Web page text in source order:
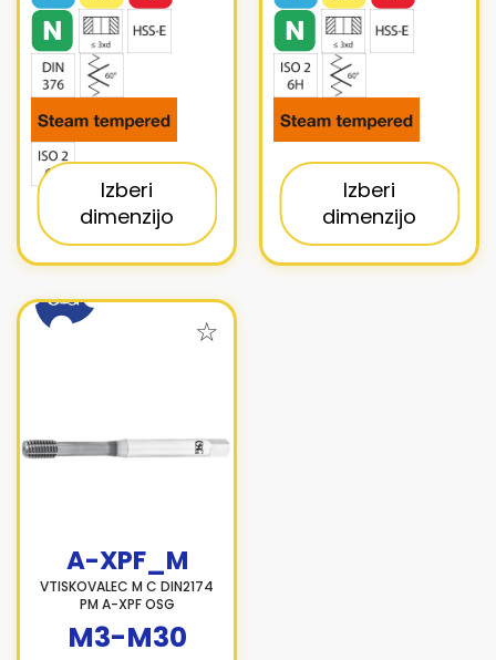
Izberi
dimenzijo
Izberi
dimenzijo
A-XPF_M
VTISKOVALEC M C DIN2174
PM A-XPF OSG
M3-M30